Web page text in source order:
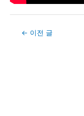
Post← 이전 글